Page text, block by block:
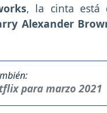
, la cinta está
Alexander
para marzo 2021